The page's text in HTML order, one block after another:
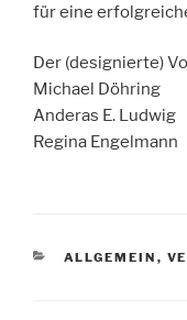
für eine
Der (designierte)
Michael Döhring
Anderas E. Ludwig
Regina Engelmann
KATEGORIEN
ALLGEMEIN ,